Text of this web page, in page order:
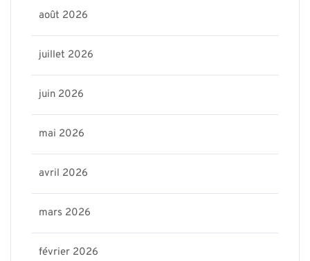
août 2026
juillet 2026
juin 2026
mai 2026
avril 2026
mars 2026
février 2026